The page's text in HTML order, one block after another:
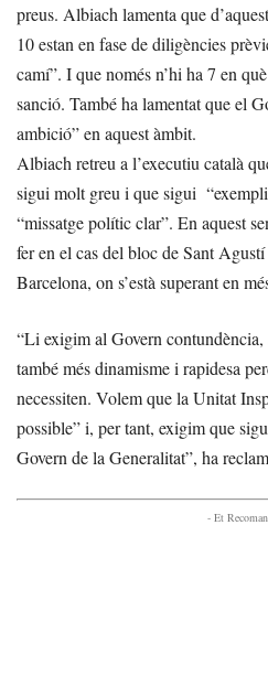
preus. Albiach lamenta que
10 estan en fase de diligències
camí”. I que només n’hi ha 7 en
sanció. També ha lamentat que el
ambició” en aquest àmbit.
Albiach retreu a l’executiu català
sigui molt greu i que sigui
“missatge polític clar”. En aquest
fer en el cas del bloc de Sant
Barcelona, on s’està superant en
“Li exigim al Govern
també més dinamisme i rapidesa
necessiten. Volem que la Unitat
possible” i, per tant, exigim que
Govern de la Generalitat”, ha
- Et